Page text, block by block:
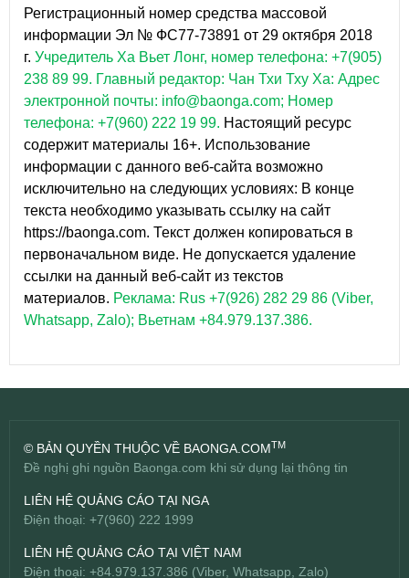
Регистрационный номер средства массовой
информации Эл № ФС77-73891 от 29 октября 2018
г. Учредитель Ха Вьет Лонг, номер телефона: +7(905)
238 89 99. Главный редактор: Чан Тхи Тху Ха: Адрес
электронной почты: info@baonga.com; Номер
телефона: +7(960) 222 19 99. Настоящий ресурс
содержит материалы 16+. Использование
информации с данного веб-сайта возможно
исключительно на следующих условиях: В конце
текста необходимо указывать ссылку на сайт
https://baonga.com. Текст должен копироваться в
первоначальном виде. Не допускается удаление
ссылки на данный веб-сайт из текстов
материалов. Реклама: Rus +7(926) 282 29 86 (Viber,
Whatsapp, Zalo); Вьетнам +84.979.137.386.
© BẢN QUYỀN THUỘC VỀ BAONGA.COMTM
Đề nghị ghi nguồn Baonga.com khi sử dụng lại thông tin
LIÊN HỆ QUẢNG CÁO TẠI NGA
Điện thoại: +7(960) 222 1999
LIÊN HỆ QUẢNG CÁO TẠI VIỆT NAM
Điện thoại: +84.979.137.386 (Viber, Whatsapp, Zalo)